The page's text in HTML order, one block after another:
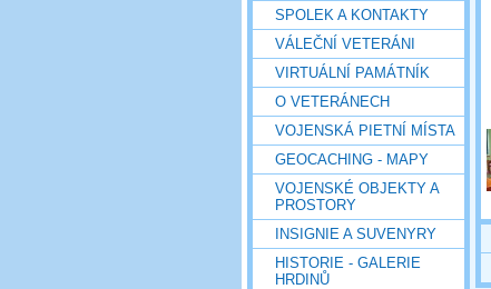
SPOLEK A KONTAKTY
VÁLEČNÍ VETERÁNI
VIRTUÁLNÍ PAMÁTNÍK
O VETERÁNECH
VOJENSKÁ PIETNÍ MÍSTA
GEOCACHING - MAPY
VOJENSKÉ OBJEKTY A
PROSTORY
INSIGNIE A SUVENYRY
HISTORIE - GALERIE
HRDINŮ